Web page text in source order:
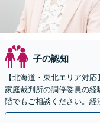
子の認知
【北海道・東北エリア対
家庭裁判所の調停委員の
階でもご相談ください。
を考慮した最善の解決策を